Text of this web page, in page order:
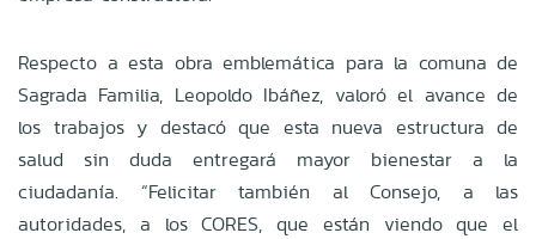
Respecto a esta obra emblemática para la comuna de
Sagrada Familia, Leopoldo Ibáñez, valoró el avance de
los trabajos y destacó que esta nueva estructura de
salud sin duda entregará mayor bienestar a la
ciudadanía. “Felicitar también al Consejo, a las
autoridades, a los CORES, que están viendo que el